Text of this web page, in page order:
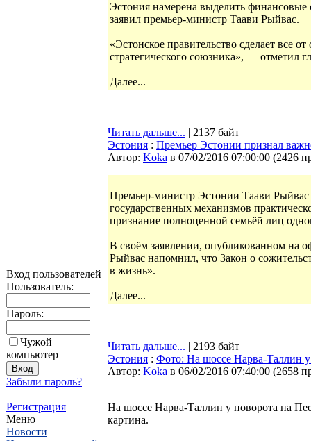
Вход пользователей
Пользователь:
Пароль:
Чужой
компьютер
Забыли пароль?
Регистрация
Меню
Новости
Эстония намерена выделить
заявил премьер-министр Таави Рыйвас.
«Эстонское правительство сделает все
стратегического союзника», — отметил
Далее...
Читать дальше... | 2137 байт
Эстония : Премьер Эстонии признал
Автор: Koka в 07/02/2016 07:00:00 (2426
Премьер-министр Эстонии Таави
государственных механизмов
признание полноценной семьёй лиц
В своём заявлении, опубликованном на
Рыйвас напомнил, что Закон о
в жизнь».
Далее...
Читать дальше... | 2193 байт
Эстония : Фото: На шоссе Нарва-Таллин у
Автор: Koka в 06/02/2016 07:40:00 (2658
На шоссе Нарва-Таллин у поворота на
картина.